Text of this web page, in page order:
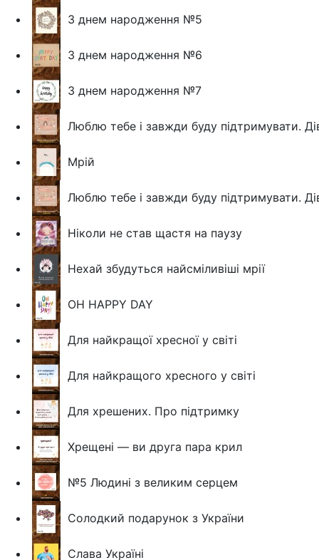
З днем народження №5
З днем народження №6
З днем народження №7
Люблю тебе і завжди буду підтримувати.
Мрій
Люблю тебе і завжди буду підтримувати.
Ніколи не став щастя на паузу
Нехай збудуться найсміливіші мрії
OH HAPPY DAY
Для найкращої хресної у світі
Для найкращого хресного у світі
Для хрешених. Про підтримку
Хрещені — ви друга пара крил
№5 Людині з великим серцем
Солодкий подарунок з України
Слава Україні